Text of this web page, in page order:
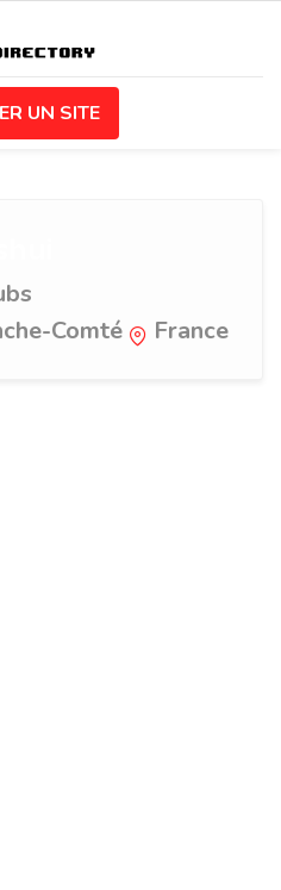
UN SITE
Comté
France